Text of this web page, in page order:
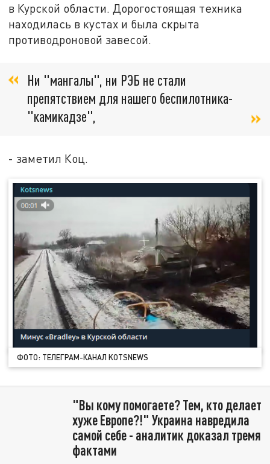
в Курской области. Дорогостоящая техника
находилась в кустах и была скрыта
противодроновой завесой.
Ни "мангалы", ни РЭБ не стали
препятствием для нашего беспилотника-
"камикадзе",
- заметил Коц.
ФОТО: ТЕЛЕГРАМ-КАНАЛ KOTSNEWS
"Вы кому помогаете? Тем, кто делает
хуже Европе?!" Украина навредила
самой себе - аналитик доказал тремя
фактами